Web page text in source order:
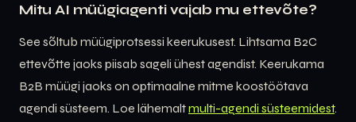
Mitu AI müügiagenti vajab mu ettevõte?
See sõltub müügiprotsessi keerukusest. Lihtsama B2C
ettevõtte jaoks piisab sageli ühest agendist. Keerukama
B2B müügi jaoks on optimaalne mitme koostöötava
agendi süsteem. Loe lähemaltmulti-agendi süsteemidest.